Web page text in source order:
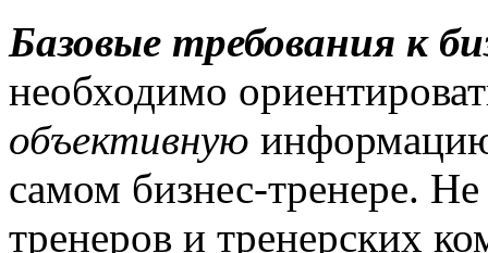
Базовые требования к
необходимо
объективную
самом бизнес-тренере.
тренеров и тренерских